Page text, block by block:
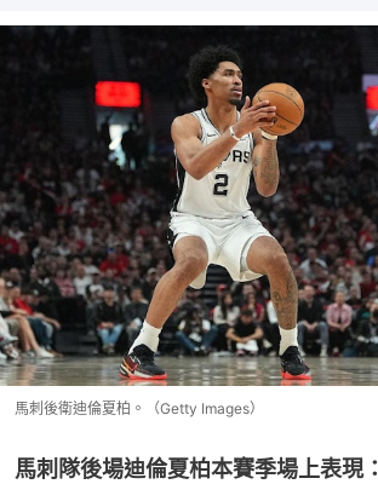
馬刺後衛迪倫夏柏。（Getty Images）
馬刺隊後場迪倫夏柏本賽季場上表現：